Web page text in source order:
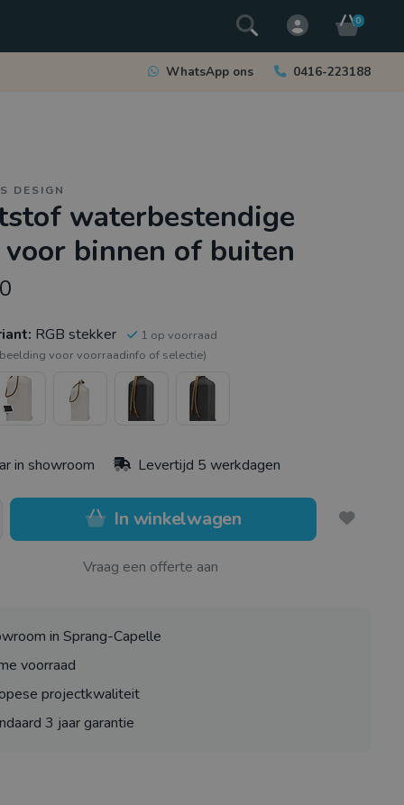
0
WhatsApp ons 0416-223188
DESIGN
waterbestendige
binnen of buiten
RGB stekker
1 op voorraad
voor voorraadinfo of selectie)
in showroom Levertijd 5 werkdagen
In winkelwagen
Vraag een offerte aan
in Sprang-Capelle
voorraad
projectkwaliteit
3 jaar garantie